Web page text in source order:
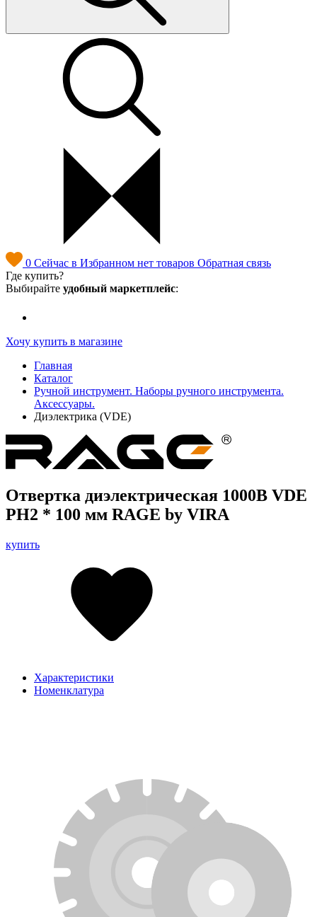
0 Сейчас в Избранном нет товаров Обратная связь
Где купить?
Выбирайте удобный маркетплейс:
Хочу купить в магазине
Главная
Каталог
Ручной инструмент. Наборы ручного инструмента.
Аксессуары.
Диэлектрика (VDE)
Отвертка диэлектрическая 1000В VDE
PH2 * 100 мм RAGE by VIRA
купить
Характеристики
Номенклатура